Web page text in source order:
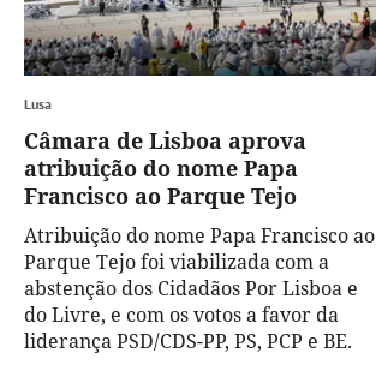
Lusa
Câmara de Lisboa aprova
atribuição do nome Papa
Francisco ao Parque Tejo
Atribuição do nome Papa Francisco ao
Parque Tejo foi viabilizada com a
abstenção dos Cidadãos Por Lisboa e
do Livre, e com os votos a favor da
liderança PSD/CDS-PP, PS, PCP e BE.